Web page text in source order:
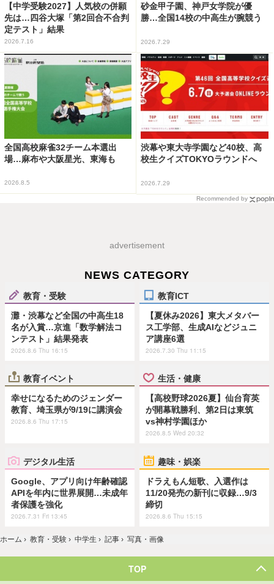
【中学受験2027】人気校の併願
先は…四谷大塚「第2回合不合判
定テスト」結果
2026.7.16
砂金甲子園、神戸女学院が優
勝…全国14校の中高生が腕競う
2026.7.29
全国高校麻雀32チーム本選出
場…麻布や大阪星光、東海も
2026.8.5
渋幕や東大寺学園など40校、高
校生クイズTOKYOラウンドへ
2026.7.29
Recommended by
advertisement
NEWS CATEGORY
教育・受験
灘・渋幕など全国の中高生18
名が入賞…京進「数学解法コ
ンテスト」結果発表
2026.8.6 Thu 16:15
教育ICT
【夏休み2026】東大メタバー
ス工学部、生成AIなどジュニ
ア講座6選
2026.7.30 Thu 11:15
教育イベント
幸せになるためのジェンダー
教育、埼玉県が9/19に講演会
2026.8.6 Thu 17:15
生活・健康
【高校野球2026夏】仙台育英
が開幕戦勝利、第2日は東筑
vs神村学園ほか
2026.8.5 Wed 20:32
デジタル生活
Google、アプリ向け年齢確認
APIを年内に世界展開…未成年
者保護を強化
2026.7.31 Fri 13:45
趣味・娯楽
ドラえもん短歌、入選作は
11/20発売の新刊に収録…9/3
締切
2026.8.6 Thu 15:15
ホーム › 教育・受験 › 中学生 › 記事 › 写真・画像
TOP